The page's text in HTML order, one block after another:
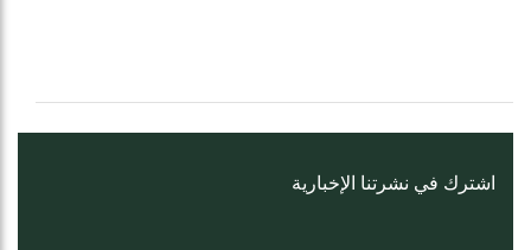
اشترك في نشرتنا الإخبارية